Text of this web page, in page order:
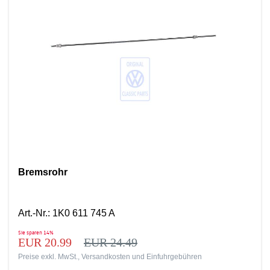
Bremsrohr
Art.-Nr.: 1K0 611 745 A
Sie sparen 14%
EUR 20.99 EUR 24.49
Preise exkl. MwSt., Versandkosten und Einfuhrgebühren